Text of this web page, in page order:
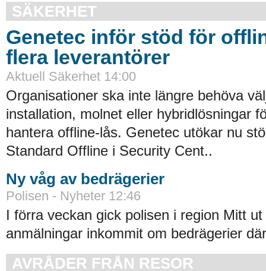
SÄKERHET
Genetec inför stöd för
flera leverantörer
Aktuell Säkerhet 14:00
Organisationer ska inte längre behöva
installation, molnet eller hybridlösningar
hantera offline-lås. Genetec utökar nu
Standard Offline i Security Cent..
Ny våg av bedrägerier
Polisen - Nyheter 12:46
I förra veckan gick polisen i region Mitt
anmälningar inkommit om bedrägerier
AVRÅDER FRÅN RESOR